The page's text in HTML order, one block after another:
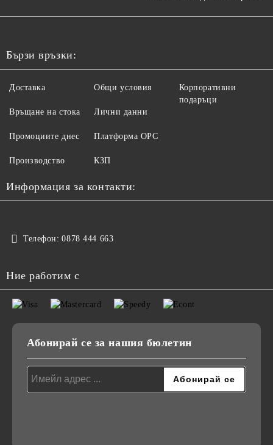
Бързи връзки:
Доставка
Връщане на стока
Промоциите днес
Производство
Общи условия
Лични данни
Платформа ОРС
КЗП
Корпоративни
подаръци
Информация за контакти:
Телефон: 0878 444 663
Ние работим с
Абонирай се за нашия бюлетин